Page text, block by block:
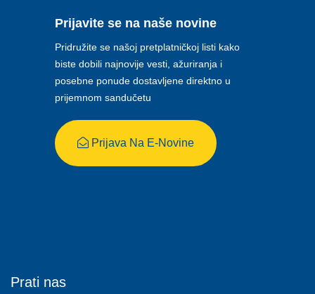
Prijavite se na naše novine
Pridružite se našoj pretplatničkoj listi kako
biste dobili najnovije vesti, ažuriranja i
posebne ponude dostavljene direktno u
prijemnom sandučetu
Prijava Na E-Novine
Prati nas